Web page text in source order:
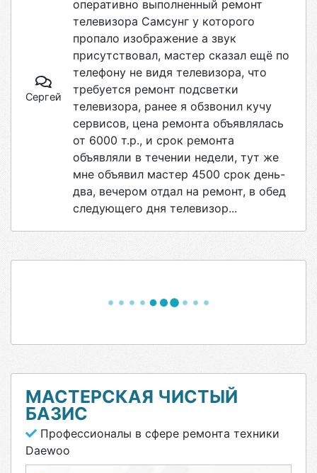
Сергей
оперативно выполненный ремонт
телевизора Самсунг у которого
пропало изображение а звук
присутствовал, мастер сказал ещё по
телефону не видя телевизора, что
требуется ремонт подсветки
телевизора, ранее я обзвонил кучу
сервисов, цена ремонта объявлялась
от 6000 т.р., и срок ремонта
объявляли в течении недели, тут же
мне объявил мастер 4500 срок день-
два, вечером отдал на ремонт, в обед
следующего дня телевизор...
МАСТЕРСКАЯ ЧИСТЫЙ
БАЗИС
Профессионалы в сфере ремонта техники
Daewoo